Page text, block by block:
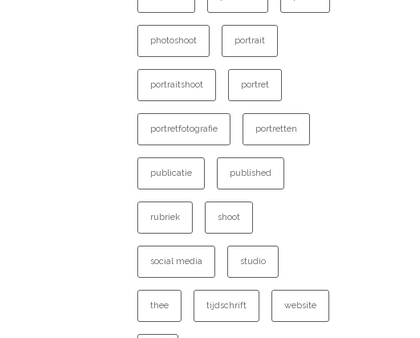
photoshoot portrait
portraitshoot portret
portretfotografie portretten
publicatie published
rubriek shoot
social media studio
thee tijdschrift website